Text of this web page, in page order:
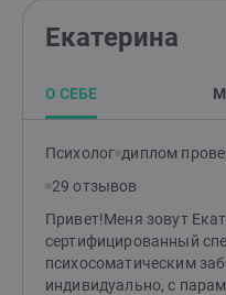
Екатерина
О СЕБЕ
Психолог диплом
29 отзывов
Привет!Меня зовут
сертифицированный
психосоматическим
индивидуально, с